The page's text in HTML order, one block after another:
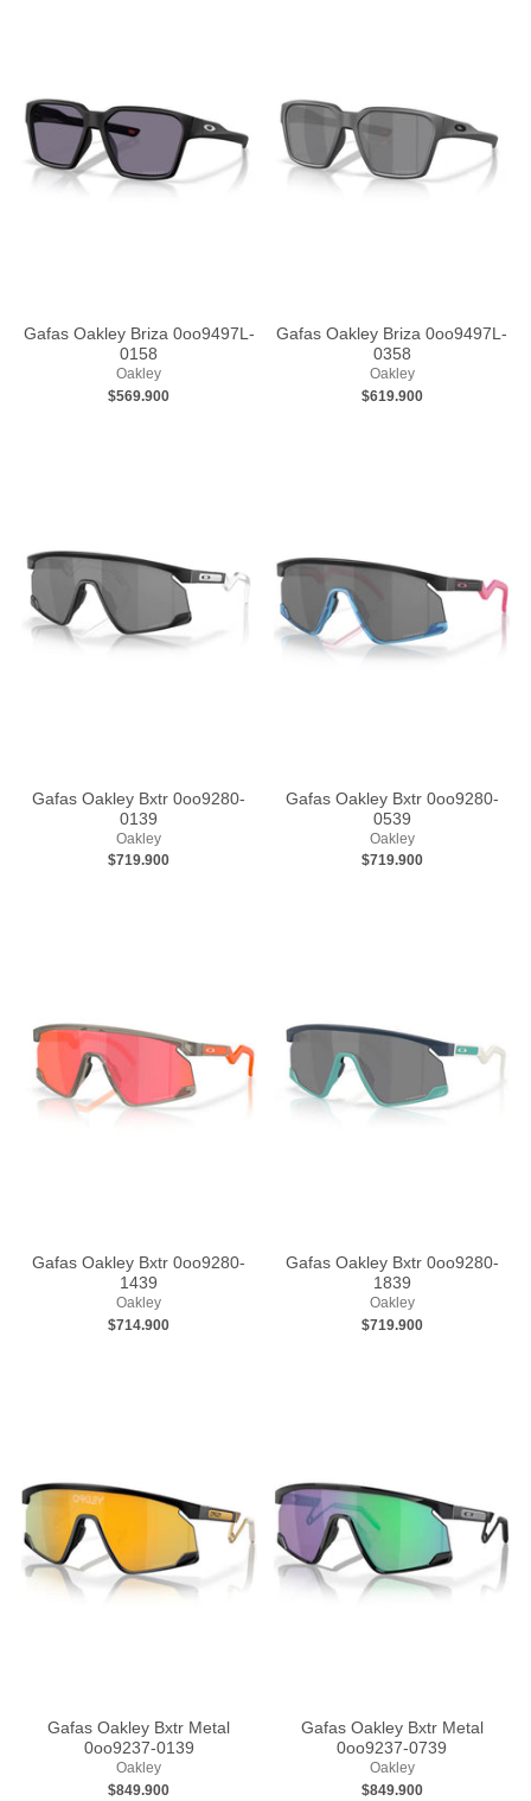
Gafas Oakley Briza 0oo9497L-
0158
Oakley
$569.900
Gafas Oakley Briza 0oo9497L-
0358
Oakley
$619.900
Gafas Oakley Bxtr 0oo9280-
0139
Oakley
$719.900
Gafas Oakley Bxtr 0oo9280-
0539
Oakley
$719.900
Gafas Oakley Bxtr 0oo9280-
1439
Oakley
$714.900
Gafas Oakley Bxtr 0oo9280-
1839
Oakley
$719.900
Gafas Oakley Bxtr Metal
0oo9237-0139
Oakley
$849.900
Gafas Oakley Bxtr Metal
0oo9237-0739
Oakley
$849.900